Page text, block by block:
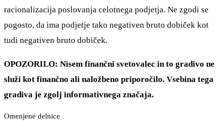
racionalizacija poslovanja celotnega podjetja. Ne zgodi se
pogosto, da ima podjetje tako negativen bruto dobiček kot
tudi negativen bruto dobiček.
OPOZORILO: Nisem finančni svetovalec in to gradivo ne
služi kot finančno ali naložbeno priporočilo. Vsebina tega
gradiva je zgolj informativnega značaja.
Omenjene delnice